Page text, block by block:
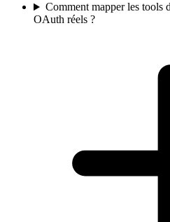
Comment mapper les tools
OAuth réels ?